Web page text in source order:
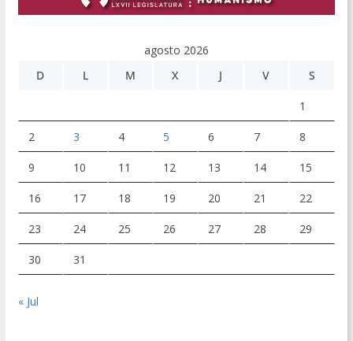
agosto 2026
D
L M X J V S
1
2 3 4 5 6 7 8
9 10 11 12 13 14 15
16 17 18 19 20 21 22
23 24 25 26 27 28 29
30 31
« Jul